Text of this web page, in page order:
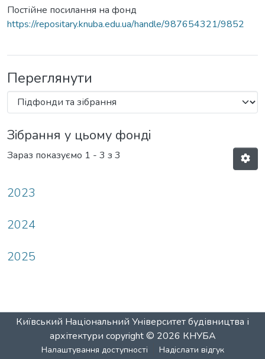
Постійне посилання на фонд
https://repositary.knuba.edu.ua/handle/987654321/9852
Переглянути
Зібрання у цьому фонді
Зараз показуємо 1 - 3 з 3
2023
2024
2025
Київський Національний Університет будівництва і
архітектури copyright © 2026 КНУБА
Налаштування доступності Надіслати відгук